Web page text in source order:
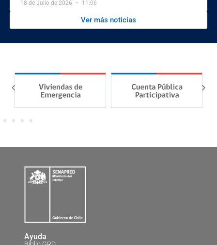
18 de Julio de 2026 11:06
Ver más noticias
Ayuda